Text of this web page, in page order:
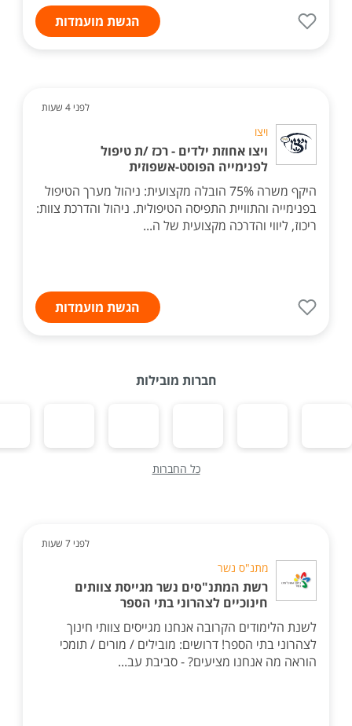
הגשת מועמדות
לפני 4 שעות
ויצו
ויצו אחוזת ילדים - רכז /ת טיפול
לפנימייה הפוסט-אשפוזית
היקף משרה 75% הובלה מקצועית: ניהול מערך הטיפול
בפנימייה והתוויית התפיסה הטיפולית. ניהול והדרכת צוות:
ריכוז, ליווי והדרכה מקצועית של ה...
הגשת מועמדות
חברות מובילות
כל החברות
לפני 7 שעות
מתנ"ס נשר
רשת המתנ"סים נשר מגייסת צוותים
חינוכיים לצהרוני בתי הספר
לשנת הלימודים הקרובה אנחנו מגייסים צוותי חינוך
לצהרוני בתי הספר! דרושים: מובילים / מורים / תומכי
הוראה מה אנחנו מציעים? - סביבת עב...